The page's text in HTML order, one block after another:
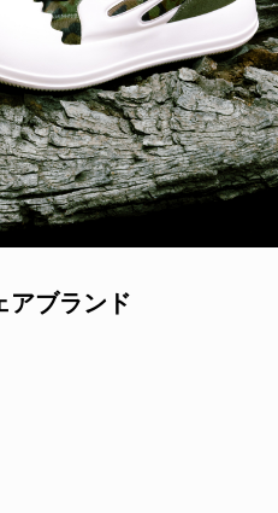
アブランド